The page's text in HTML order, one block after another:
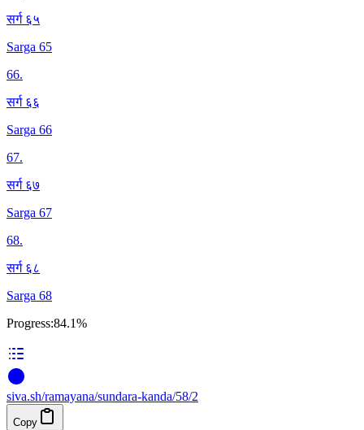
सर्ग ६५
Sarga 65
66.
सर्ग ६६
Sarga 66
67.
सर्ग ६७
Sarga 67
68.
सर्ग ६८
Sarga 68
Progress:84.1%
siva.sh/ramayana/sundara-kanda/58/2
Copy